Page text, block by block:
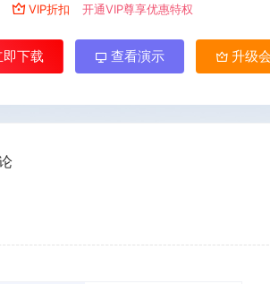
VIP折扣 开通VIP尊享优惠特权
即下载 查看演示 升级